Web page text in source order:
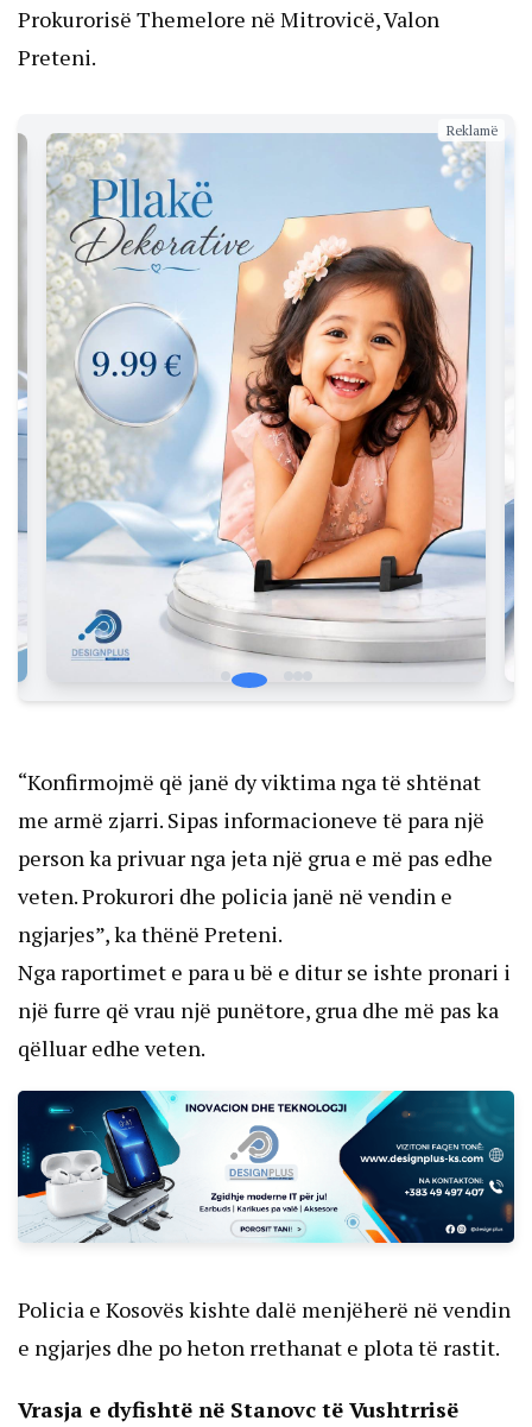
Prokurorisë Themelore në Mitrovicë, Valon
Preteni.
Reklamë
“Konfirmojmë që janë dy viktima nga të shtënat
me armë zjarri. Sipas informacioneve të para një
person ka privuar nga jeta një grua e më pas edhe
veten. Prokurori dhe policia janë në vendin e
ngjarjes”, ka thënë Preteni.
Nga raportimet e para u bë e ditur se ishte pronari i
një furre që vrau një punëtore, grua dhe më pas ka
qëlluar edhe veten.
Policia e Kosovës kishte dalë menjëherë në vendin
e ngjarjes dhe po heton rrethanat e plota të rastit.
Vrasja e dyfishtë në Stanovc të Vushtrrisë